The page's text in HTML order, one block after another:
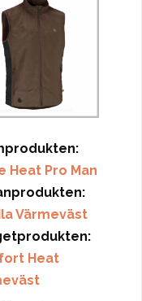
Heat Pro Man
Värmeväst
Heat